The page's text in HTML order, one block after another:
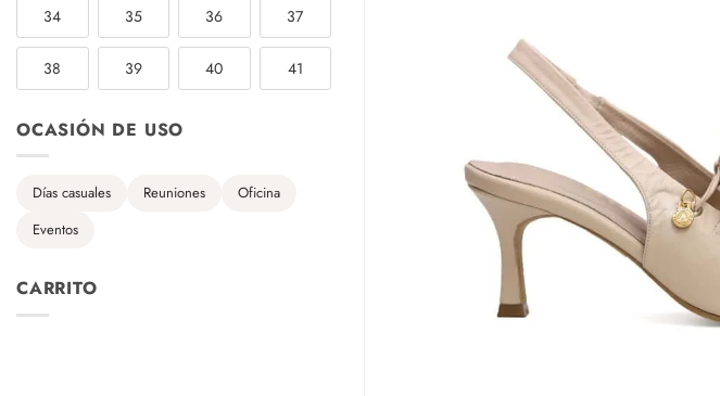
34 35 36 37
38 39 40 41
OCASIÓN DE USO
Días casuales Reuniones
Oficina
Eventos
CARRITO